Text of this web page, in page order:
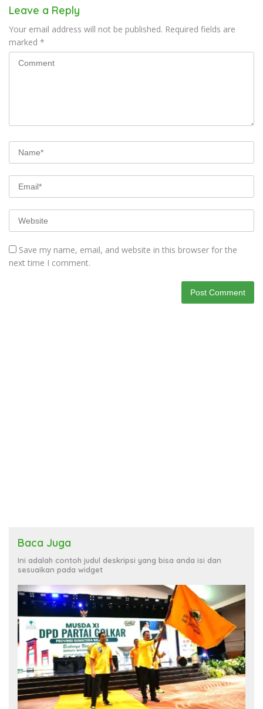
Leave a Reply
Your email address will not be published. Required fields are
marked *
Save my name, email, and website in this browser for the
next time I comment.
Baca Juga
Ini adalah contoh judul deskripsi yang bisa anda isi dan
sesuaikan pada widget